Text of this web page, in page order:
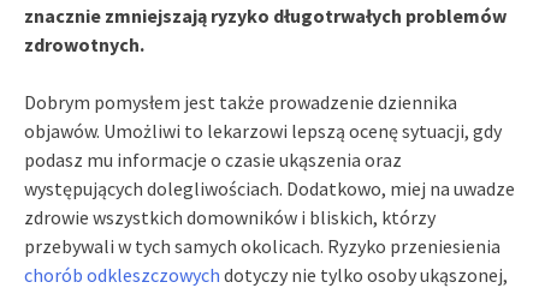
znacznie zmniejszają ryzyko długotrwałych problemów
zdrowotnych.
Dobrym pomysłem jest także prowadzenie dziennika
objawów. Umożliwi to lekarzowi lepszą ocenę sytuacji, gdy
podasz mu informacje o czasie ukąszenia oraz
występujących dolegliwościach. Dodatkowo, miej na uwadze
zdrowie wszystkich domowników i bliskich, którzy
przebywali w tych samych okolicach. Ryzyko przeniesienia
chorób odkleszczowych dotyczy nie tylko osoby ukąszonej,